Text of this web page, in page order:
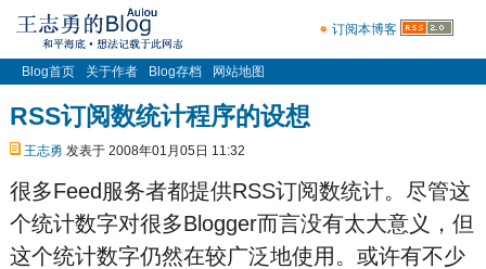
订阅本博客
Blog首页 关于作者 Blog存档 网站地图
RSS订阅数统计程序的设想
王志勇 发表于 2008年01月05日 11:32
很多Feed服务者都提供RSS订阅数统计。尽管这
个统计数字对很多Blogger而言没有太大意义，但
这个统计数字仍然在较广泛地使用。或许有不少